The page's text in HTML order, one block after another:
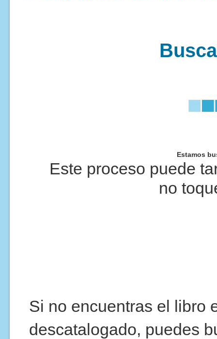
Estamos
Este proceso puede
no
Si no encuentras el libro
descatalogado, puedes